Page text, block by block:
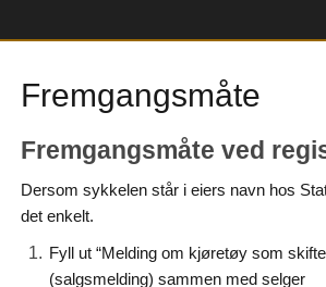
Fremgangsmåte
Fremgangsmåte ved
Dersom sykkelen står i eiers navn hos
det enkelt.
Fyll ut “Melding om kjøretøy som
(salgsmelding) sammen med selger